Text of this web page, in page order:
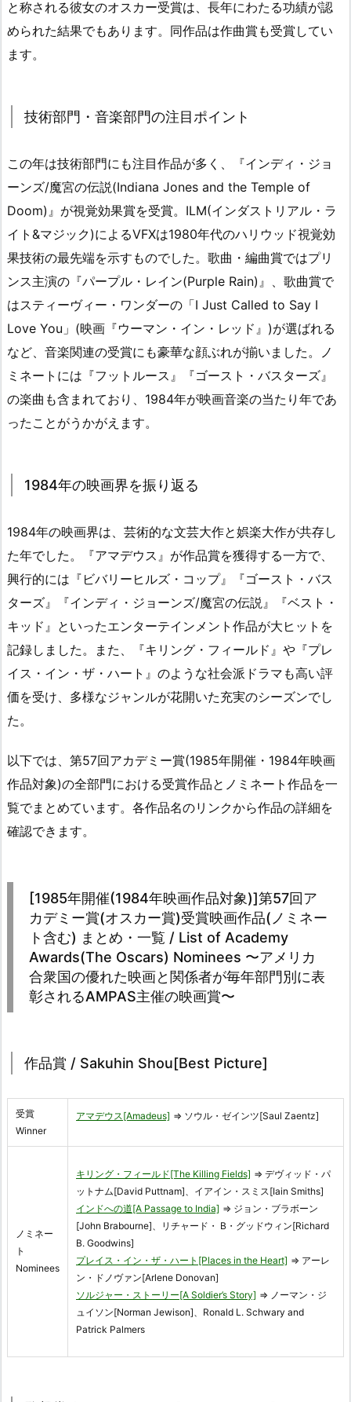
と称される彼女のオスカー受賞は、長年にわたる功績が認
められた結果でもあります。同作品は作曲賞も受賞してい
ます。
技術部門・音楽部門の注目ポイント
この年は技術部門にも注目作品が多く、『インディ・ジョ
ーンズ/魔宮の伝説(Indiana Jones and the Temple of
Doom)』が視覚効果賞を受賞。ILM(インダストリアル・ラ
イト&マジック)によるVFXは1980年代のハリウッド視覚効
果技術の最先端を示すものでした。歌曲・編曲賞ではプリ
ンス主演の『パープル・レイン(Purple Rain)』、歌曲賞で
はスティーヴィー・ワンダーの「I Just Called to Say I
Love You」(映画『ウーマン・イン・レッド』)が選ばれる
など、音楽関連の受賞にも豪華な顔ぶれが揃いました。ノ
ミネートには『フットルース』『ゴースト・バスターズ』
の楽曲も含まれており、1984年が映画音楽の当たり年であ
ったことがうかがえます。
1984年の映画界を振り返る
1984年の映画界は、芸術的な文芸大作と娯楽大作が共存し
た年でした。『アマデウス』が作品賞を獲得する一方で、
興行的には『ビバリーヒルズ・コップ』『ゴースト・バス
ターズ』『インディ・ジョーンズ/魔宮の伝説』『ベスト・
キッド』といったエンターテインメント作品が大ヒットを
記録しました。また、『キリング・フィールド』や『プレ
イス・イン・ザ・ハート』のような社会派ドラマも高い評
価を受け、多様なジャンルが花開いた充実のシーズンでし
た。
以下では、第57回アカデミー賞(1985年開催・1984年映画
作品対象)の全部門における受賞作品とノミネート作品を一
覧でまとめています。各作品名のリンクから作品の詳細を
確認できます。
[1985年開催(1984年映画作品対象)]第57回ア
カデミー賞(オスカー賞)受賞映画作品(ノミネー
ト含む) まとめ・一覧 / List of Academy
Awards(The Oscars) Nominees 〜アメリカ
合衆国の優れた映画と関係者が毎年部門別に表
彰されるAMPAS主催の映画賞〜
作品賞 / Sakuhin Shou[Best Picture]
受賞
Winner
アマデウス[Amadeus] ⇒ ソウル・ゼインツ[Saul Zaentz]
ノミネー
ト
Nominees
キリング・フィールド[The Killing Fields] ⇒ デヴィッド・パ
ットナム[David Puttnam]、イアイン・スミス[Iain Smiths]
インドへの道[A Passage to India] ⇒ ジョン・ブラボーン
[John Brabourne]、リチャード・ B・グッドウィン[Richard
B. Goodwins]
プレイス・イン・ザ・ハート[Places in the Heart] ⇒ アーレ
ン・ドノヴァン[Arlene Donovan]
ソルジャー・ストーリー[A Soldier’s Story] ⇒ ノーマン・ジ
ュイソン[Norman Jewison]、Ronald L. Schwary and
Patrick Palmers